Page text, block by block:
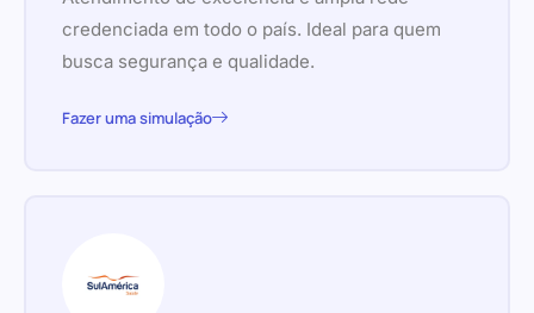
credenciada em todo o país. Ideal para quem
busca segurança e qualidade.
Fazer uma simulação